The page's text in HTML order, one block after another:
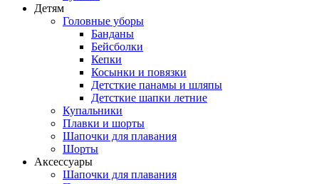
Детям
Головные уборы
Банданы
Бейсболки
Кепки
Косынки и повязки
Детсткие панамы и шляпы
Детсткие шапки летние
Купальники
Плавки и шорты
Шапочки для плавания
Шорты
Аксессуары
Шапочки для плавания